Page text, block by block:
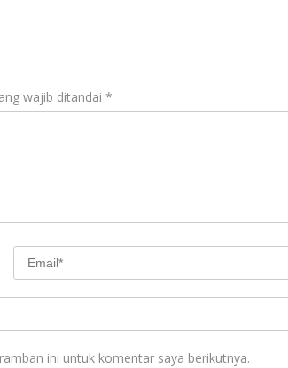
wajib ditandai *
ini untuk komentar saya berikutnya.